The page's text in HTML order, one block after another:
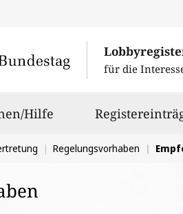
für die
Hilfe
Regelungsvorhaben Empfehlung